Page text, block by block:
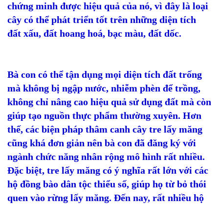
chứng minh được hiệu quả của nó, vì đây là loại
cây có thể phát triển tốt trên những diện tích
đất xấu, đất hoang hoá, bạc màu, đất dốc.
Bà con có thể tận dụng mọi diện tích đất trống
mà không bị ngập nước, nhiễm phèn để trồng,
không chỉ nâng cao hiệu quả sử dụng đất mà còn
giúp tạo nguồn thực phẩm thường xuyên. Hơn
thế, các biện pháp thâm canh cây tre lấy măng
cũng khá đơn giản nên bà con đã đăng ký với
ngành chức năng nhân rộng mô hình rất nhiều.
Đặc biệt, tre lấy măng có ý nghĩa rất lớn với các
hộ đồng bào dân tộc thiểu số, giúp họ từ bỏ thói
quen vào rừng lấy măng. Đến nay, rất nhiều hộ